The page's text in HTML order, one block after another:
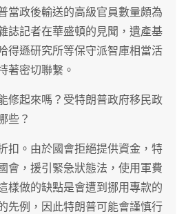
當政後輸送的高級官員數量頗為
誌記者在華盛頓的見聞，遺產基
得遜研究所等保守派智庫相當活
著密切聯繫。
修起來嗎？受特朗普政府移民政
些？
扣。由於國會拒絕提供資金，特
會，援引緊急狀態法，使用軍費
樣做的缺點是會遭到挪用專款的
先例，因此特朗普可能會謹慎行